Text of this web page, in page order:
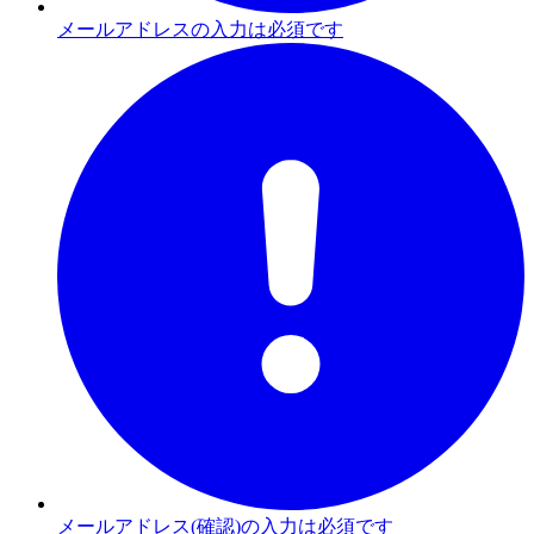
メールアドレスの入力は必須です
メールアドレス(確認)の入力は必須です